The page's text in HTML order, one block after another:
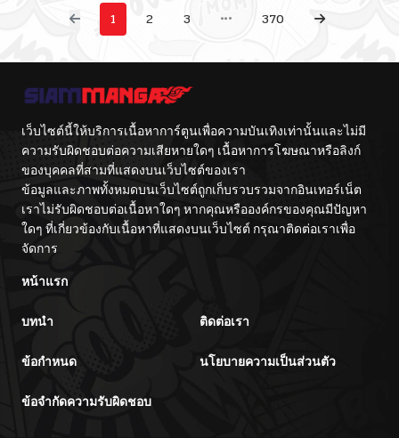
Sekai o Musou
suru
1 2 3 370
เว็บไซต์นี้ให้บริการเนื้อหาการ์ตูนเพื่อความบันเทิงเท่านั้นและไม่มี
ความรับผิดชอบต่อความเสียหายใดๆ เนื้อหาการโฆษณาหรือลิงก์
ของบุคคลที่สามที่แสดงบนเว็บไซต์ของเรา
ข้อมูลและภาพทั้งหมดบนเว็บไซต์ถูกเก็บรวบรวมจากอินเทอร์เน็ต
เราไม่รับผิดชอบต่อเนื้อหาใดๆ หากคุณหรือองค์กรของคุณมีปัญหา
ใดๆ ที่เกี่ยวข้องกับเนื้อหาที่แสดงบนเว็บไซต์ กรุณาติดต่อเราเพื่อ
จัดการ
หน้าแรก
บทนำ ติดต่อเรา
ข้อกำหนด นโยบายความเป็นส่วนตัว
ข้อจำกัดความรับผิดชอบ